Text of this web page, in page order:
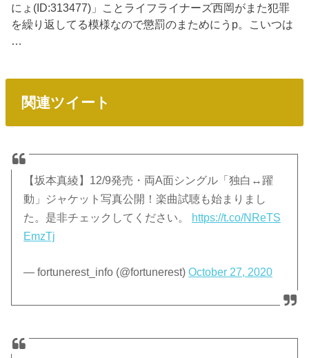
にょ(ID:313477)」ことライフライナーズ西岡がまた犯罪
を繰り返してる模様なので懲罰のまためにうp。こいつは
…
関連ツイート
【坂本真綾】12/9発売・両A面シングル「独白↔躍
動」ジャケット写真公開！楽曲試聴も始まりまし
た。是非チェックしてください。
https://t.co/NReTS
EmzTj
— fortunerest_info (@fortunerest)October 27, 2020